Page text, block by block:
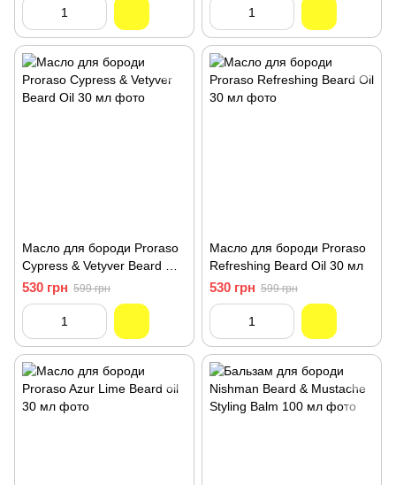
Масло для бороди Proraso
Cypress & Vetyver Beard Oil
30 мл
530 грн 599 грн
Масло для бороди Proraso
Refreshing Beard Oil 30 мл
530 грн 599 грн